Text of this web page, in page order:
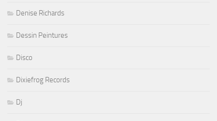
Denise Richards
Dessin Peintures
Disco
Dixiefrog Records
Dj